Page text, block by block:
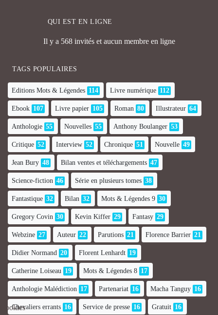
QUI EST EN LIGNE
Il y a 568 invités et aucun membre en ligne
TAGS POPULAIRES
Editions Mots & Légendes 114 Livre numérique 112
Ebook 107 Livre papier 105 Roman 80 Illustrateur 64
Anthologie 55 Nouvelles 55 Anthony Boulanger 53
Critique 52 Interview 52 Chronique 51 Nouvelle 49
Jean Bury 48 Bilan ventes et téléchargements 47
Science-fiction 46 Série en plusieurs tomes 38
Fantastique 32 Bilan 32 Mots & Légendes 9 30
Gregory Covin 30 Kevin Kiffer 29 Fantasy 29
Webzine 27 Auteur 22 Parutions 21 Florence Barrier 21
Didier Normand 20 Florent Lenhardt 19
Catherine Loiseau 19 Mots & Légendes 8 17
Anthologie Malédiction 17 Partenariat 16 Macha Tanguy 16
Chevaliers errants 16 Service de presse 16 Gratuit 16
Cookies